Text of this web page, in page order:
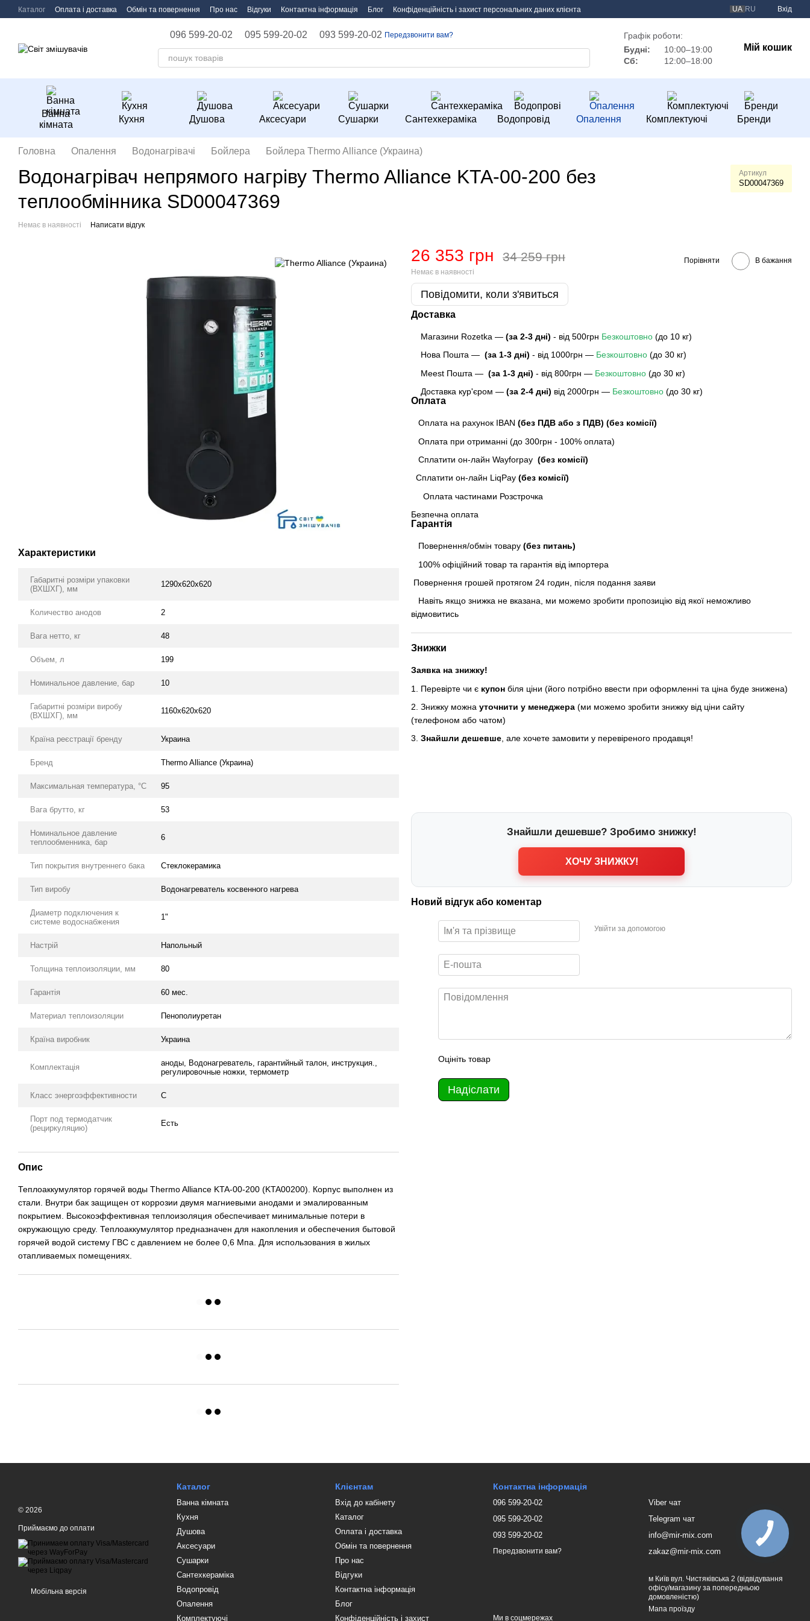
Перейти до основного контенту
Каталог Оплата і доставка Обмін та повернення Про нас Відгуки Контактна інформація Блог Конфіденційність і захист персональних даних клієнта UA RU Вхід
096 599-20-02 095 599-20-02 093 599-20-02 Передзвонити вам?
Графік роботи:
Будні:
10:00–19:00
Сб:
12:00–18:00
Мій кошик
Ванна
кімната
Кухня Душова Аксесуари Сушарки Сантехкераміка Водопровід Опалення Комплектуючі Бренди
Головна Опалення Водонагрівачі Бойлера Бойлера Thermo Alliance (Украина)
Водонагрівач непрямого нагріву Thermo Alliance KTA-00-200 без
теплообмінника SD00047369
Артикул
SD00047369
Немає в наявності Написати відгук
Характеристики
Габаритні розміри упаковки
(ВХШХГ), мм
1290х620х620
Количество анодов 2
Вага нетто, кг 48
Объем, л 199
Номинальное давление, бар 10
Габаритні розміри виробу
(ВХШХГ), мм
1160х620х620
Країна реєстрації бренду Украина
Бренд Thermo Alliance (Украина)
Максимальная температура, °C 95
Вага брутто, кг 53
Номинальное давление
теплообменника, бар
6
Тип покрытия внутреннего бака Стеклокерамика
Тип виробу Водонагреватель косвенного нагрева
Диаметр подключения к
системе водоснабжения
1"
Настрій Напольный
Толщина теплоизоляции, мм 80
Гарантія 60 мес.
Материал теплоизоляции Пенополиуретан
Країна виробник Украина
Комплектація
аноды, Водонагреватель, гарантийный талон, инструкция.,
регулировочные ножки, термометр
Класс энергоэффективности C
Порт под термодатчик
(рециркуляцию)
Есть
Опис
Теплоаккумулятор горячей воды Thermo Alliance KTA-00-200 (KTA00200). Корпус выполнен из
стали. Внутри бак защищен от коррозии двумя магниевыми анодами и эмалированным
покрытием. Высокоэффективная теплоизоляция обеспечивает минимальные потери в
окружающую среду. Теплоаккумулятор предназначен для накопления и обеспечения бытовой
горячей водой систему ГВС с давлением не более 0,6 Мпа. Для использования в жилых
отапливаемых помещениях.
26 353 грн 34 259 грн
Немає в наявності
Порівняти В бажання
Повідомити, коли з'явиться
Доставка
Магазини Rozetka — (за 2-3 дні) - від 500грн Безкоштовно (до 10 кг)
Нова Пошта — (за 1-3 дні) - від 1000грн — Безкоштовно (до 30 кг)
Meest Пошта — (за 1-3 дні) - від 800грн — Безкоштовно (до 30 кг)
Доставка кур'єром — (за 2-4 дні) від 2000грн — Безкоштовно (до 30 кг)
Оплата
Оплата на рахунок IBAN (без ПДВ або з ПДВ) (без комісії)
Оплата при отриманні (до 300грн - 100% оплата)
Сплатити он-лайн Wayforpay (без комісії)
Сплатити он-лайн LiqPay (без комісії)
Оплата частинами Розстрочка
Безпечна оплата
Гарантія
Повернення/обмін товару (без питань)
100% офіційний товар та гарантія від імпортера
Повернення грошей протягом 24 годин, після подання заяви
Навіть якщо знижка не вказана, ми можемо зробити пропозицію від якої неможливо
відмовитись
Знижки
Заявка на знижку!
1. Перевірте чи є купон біля ціни (його потрібно ввести при оформленні та ціна буде знижена)
2. Знижку можна уточнити у менеджера (ми можемо зробити знижку від ціни сайту
(телефоном або чатом)
3. Знайшли дешевше, але хочете замовити у перевіреного продавця!
Знайшли дешевше? Зробимо знижку!
ХОЧУ ЗНИЖКУ!
Новий відгук або коментар
Увійти за допомогою
Оцініть товар
Надіслати
© 2026
Приймаємо до оплати
Мобільна версія
Каталог
Ванна кімната
Кухня
Душова
Аксесуари
Сушарки
Сантехкераміка
Водопровід
Опалення
Комплектуючі
Клієнтам
Вхід до кабінету
Каталог
Оплата і доставка
Обмін та повернення
Про нас
Відгуки
Контактна інформація
Блог
Конфіденційність і захист
Контактна інформація
096 599-20-02
095 599-20-02
093 599-20-02
Передзвонити вам?
Viber чат
Telegram чат
info@mir-mix.com
zakaz@mir-mix.com
м Київ вул. Чистяківська 2 (відвідування
офісу/магазину за попередньою
домовленістю)
Мапа проїзду
Ми в соцмережах